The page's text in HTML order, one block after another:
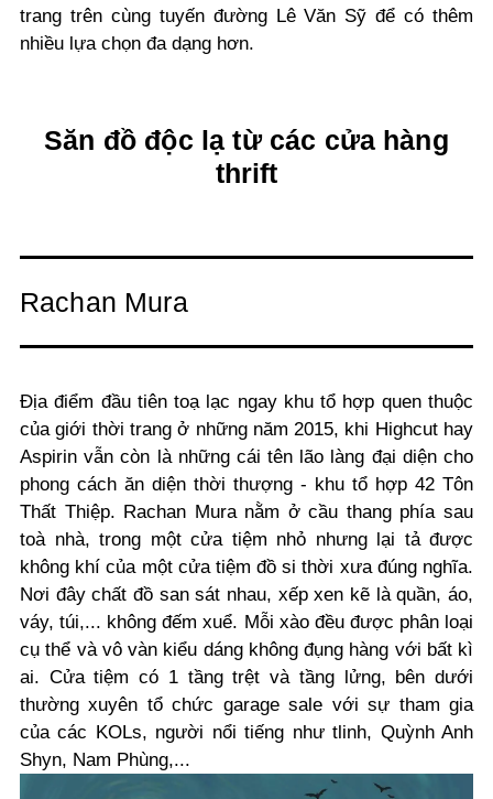
trang trên cùng tuyến đường Lê Văn Sỹ để có thêm
nhiều lựa chọn đa dạng hơn.
Săn đồ độc lạ từ các cửa hàng
thrift
Rachan Mura
Địa điểm đầu tiên toạ lạc ngay khu tổ hợp quen thuộc
của giới thời trang ở những năm 2015, khi Highcut hay
Aspirin vẫn còn là những cái tên lão làng đại diện cho
phong cách ăn diện thời thượng - khu tổ hợp 42 Tôn
Thất Thiệp. Rachan Mura nằm ở cầu thang phía sau
toà nhà, trong một cửa tiệm nhỏ nhưng lại tả được
không khí của một cửa tiệm đồ si thời xưa đúng nghĩa.
Nơi đây chất đồ san sát nhau, xếp xen kẽ là quần, áo,
váy, túi,... không đếm xuể. Mỗi xào đều được phân loại
cụ thể và vô vàn kiểu dáng không đụng hàng với bất kì
ai. Cửa tiệm có 1 tầng trệt và tầng lửng, bên dưới
thường xuyên tổ chức garage sale với sự tham gia
của các KOLs, người nổi tiếng như tlinh, Quỳnh Anh
Shyn, Nam Phùng,...